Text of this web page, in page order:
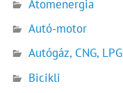
Atomenergia
Autó-motor
Autógáz, CNG, LPG
Bicikli